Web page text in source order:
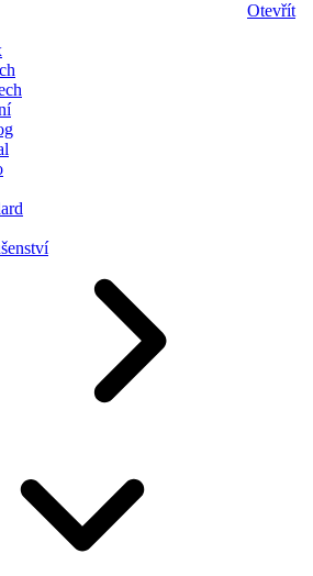
Otevřít